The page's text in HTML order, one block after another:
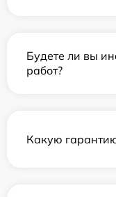
Будете ли вы
работ?
Какую